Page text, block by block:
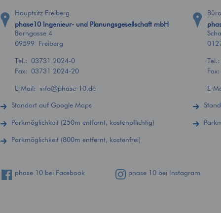
Hauptsitz Freiberg
phase10 Ingenieur- und Planungsgesellschaft mbH
Borngasse 4
09599 Freiberg
Tel.:03731 2024-0
Fax: 03731 2024-20
E-Mail: info@phase-10.de
Standort auf Google Maps
Parkmöglichkeit (250m entfernt, kostenpflichtig)
Parkmöglichkeit (800m entfernt, kostenfrei)
E-
phase 10 bei Facebook phase 10 bei Instagram